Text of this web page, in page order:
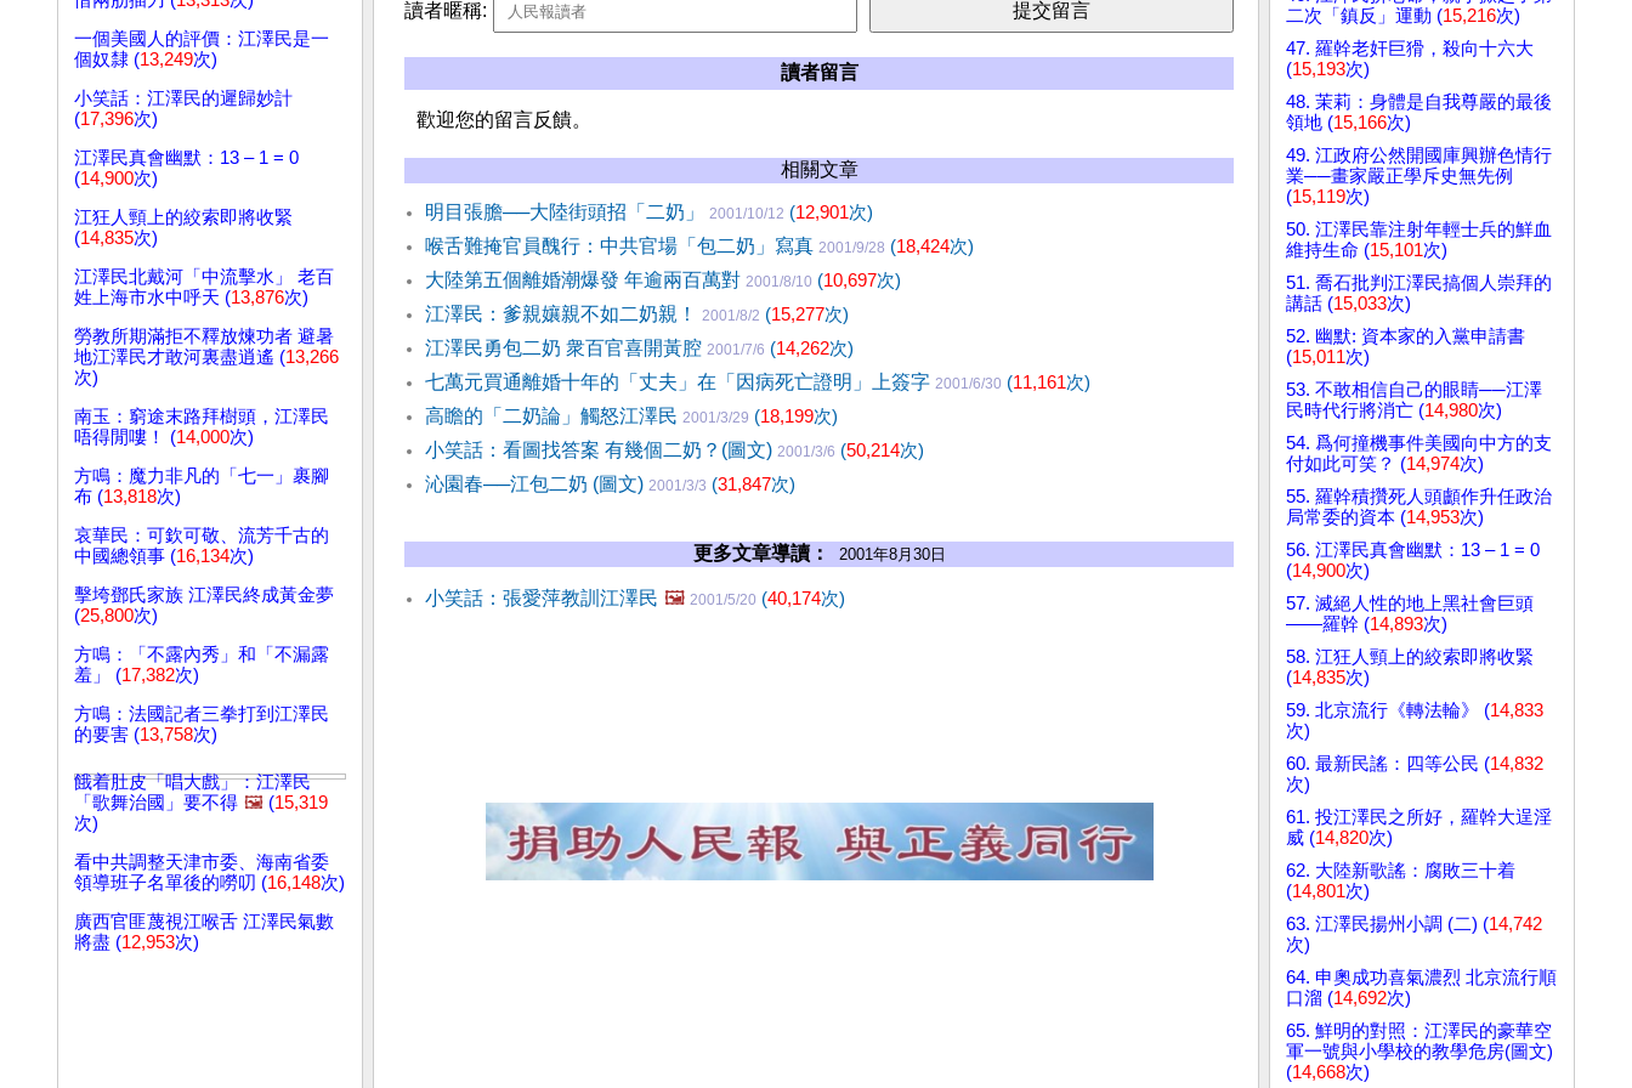
一個美國人的評價：江澤民是一
個奴隸 (13,249次)
小笑話：江澤民的遲歸妙計
(17,396次)
江澤民真會幽默：13 – 1 = 0
(14,900次)
江狂人頸上的絞索即將收緊
(14,835次)
江澤民北戴河「中流擊水」 老百
姓上海市水中呼天 (13,876次)
勞教所期滿拒不釋放煉功者 避暑
地江澤民才敢河裏盡逍遙 (13,266
次)
南玉：窮途末路拜樹頭，江澤民
唔得閒嘍！ (14,000次)
方鳴：魔力非凡的「七一」裹腳
布 (13,818次)
哀華民：可欽可敬、流芳千古的
中國總領事 (16,134次)
擊垮鄧氏家族 江澤民終成黃金夢
(25,800次)
方鳴：「不露內秀」和「不漏露
羞」 (17,382次)
方鳴：法國記者三拳打到江澤民
的要害 (13,758次)
餓着肚皮「唱大戲」：江澤民
「歌舞治國」要不得 🖼️ (15,319
次)
看中共調整天津市委、海南省委
領導班子名單後的嘮叨 (16,148次)
廣西官匪蔑視江喉舌 江澤民氣數
將盡 (12,953次)
讀者暱稱:
讀者留言
歡迎您的留言反饋。
相關文章
明目張膽──大陸街頭招「二奶」 2001/10/12 (12,901次)
喉舌難掩官員醜行：中共官場「包二奶」寫真 2001/9/28 (18,424次)
大陸第五個離婚潮爆發 年逾兩百萬對 2001/8/10 (10,697次)
江澤民：爹親孃親不如二奶親！
2001/8/2 (15,277次)
江澤民勇包二奶 衆百官喜開黃腔 2001/7/6 (14,262次)
七萬元買通離婚十年的「丈夫」在「因病死亡證明」上簽字 2001/6/30 (11,161次)
高瞻的「二奶論」觸怒江澤民 2001/3/29 (18,199次)
小笑話：看圖找答案 有幾個二奶？(圖文) 2001/3/6 (50,214次)
沁園春──江包二奶 (圖文) 2001/3/3 (31,847次)
更多文章導讀： 2001年8月30日
小笑話：張愛萍教訓江澤民 🖼️ 2001/5/20 (40,174次)
二次「鎮反」運動 (15,216次)
47. 羅幹老奸巨猾，殺向十六大
(15,193次)
48. 茉莉：身體是自我尊嚴的最後
領地 (15,166次)
49. 江政府公然開國庫興辦色情行
業──畫家嚴正學斥史無先例
(15,119次)
50. 江澤民靠注射年輕士兵的鮮血
維持生命 (15,101次)
51. 喬石批判江澤民搞個人崇拜的
講話 (15,033次)
52. 幽默: 資本家的入黨申請書
(15,011次)
53. 不敢相信自己的眼睛──江澤
民時代行將消亡 (14,980次)
54. 爲何撞機事件美國向中方的支
付如此可笑？ (14,974次)
55. 羅幹積攢死人頭顱作升任政治
局常委的資本 (14,953次)
56. 江澤民真會幽默：13 – 1 = 0
(14,900次)
57. 滅絕人性的地上黑社會巨頭
——羅幹 (14,893次)
58. 江狂人頸上的絞索即將收緊
(14,835次)
59. 北京流行《轉法輪》 (14,833
次)
60. 最新民謠：四等公民 (14,832
次)
61. 投江澤民之所好，羅幹大逞淫
威 (14,820次)
62. 大陸新歌謠：腐敗三十着
(14,801次)
63. 江澤民揚州小調 (二) (14,742
次)
64. 申奧成功喜氣濃烈 北京流行順
口溜 (14,692次)
65. 鮮明的對照：江澤民的豪華空
軍一號與小學校的教學危房(圖文)
(14,668次)